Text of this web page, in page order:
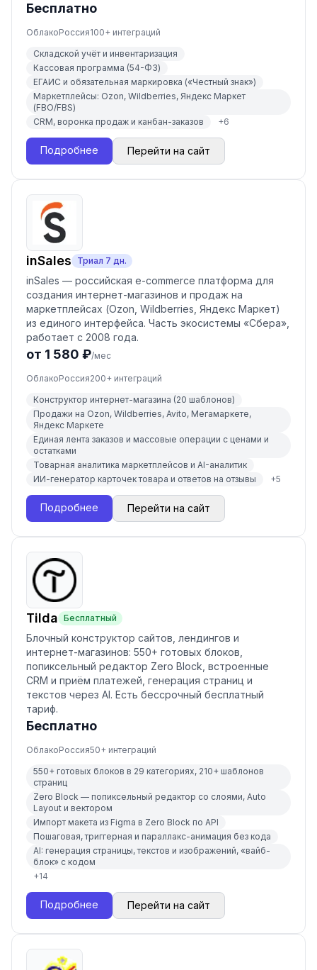
Бесплатно
ОблакоРоссия100+ интеграций
Складской учёт и инвентаризация
Кассовая программа (54-ФЗ)
ЕГАИС и обязательная маркировка («Честный знак»)
Маркетплейсы: Ozon, Wildberries, Яндекс Маркет
(FBO/FBS)
CRM, воронка продаж и канбан-заказов
+6
Подробнее Перейти на сайт
inSales Триал 7 дн.
inSales — российская e-commerce платформа для
создания интернет-магазинов и продаж на
маркетплейсах (Ozon, Wildberries, Яндекс Маркет)
из единого интерфейса. Часть экосистемы «Сбера»,
работает с 2008 года.
от 1 580 ₽/мес
ОблакоРоссия200+ интеграций
Конструктор интернет-магазина (20 шаблонов)
Продажи на Ozon, Wildberries, Avito, Мегамаркете,
Яндекс Маркете
Единая лента заказов и массовые операции с ценами и
остатками
Товарная аналитика маркетплейсов и AI-аналитик
ИИ-генератор карточек товара и ответов на отзывы
+5
Подробнее Перейти на сайт
Tilda Бесплатный
Блочный конструктор сайтов, лендингов и
интернет-магазинов: 550+ готовых блоков,
попиксельный редактор Zero Block, встроенные
CRM и приём платежей, генерация страниц и
текстов через AI. Есть бессрочный бесплатный
тариф.
Бесплатно
ОблакоРоссия50+ интеграций
550+ готовых блоков в 29 категориях, 210+ шаблонов
страниц
Zero Block — попиксельный редактор со слоями, Auto
Layout и вектором
Импорт макета из Figma в Zero Block по API
Пошаговая, триггерная и параллакс-анимация без кода
AI: генерация страницы, текстов и изображений, «вайб-
блок» с кодом
+14
Подробнее Перейти на сайт